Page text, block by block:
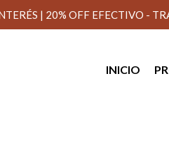
| 20% OFF EFECTIVO -
INICIO